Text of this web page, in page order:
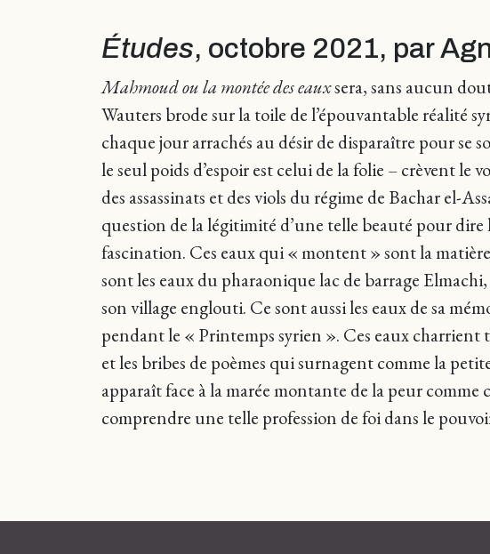
Études, octobre 2021, par
Mahmoud ou la montée des eauxsera, sans aucun
Wauters brode sur la toile de l’épouvantable réalité
chaque jour arrachés au désir de disparaître pour se
le seul poids d’espoir est celui de la folie – crèvent le
des assassinats et des viols du régime de Bachar el-
question de la légitimité d’une telle beauté pour
fascination. Ces eaux qui « montent » sont la
sont les eaux du pharaonique lac de barrage
son village englouti. Ce sont aussi les eaux de sa
pendant le « Printemps syrien ». Ces eaux charrient
et les bribes de poèmes qui surnagent comme la
apparaît face à la marée montante de la peur
comprendre une telle profession de foi dans le